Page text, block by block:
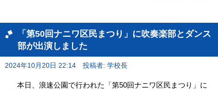
「第50回ナニワ区民まつり」に吹奏楽部とダンス
部が出演しました
2024年10月20日 22:14 投稿者: 学校長
本日、浪速公園で行われた「第50回ナニワ区民まつり」に